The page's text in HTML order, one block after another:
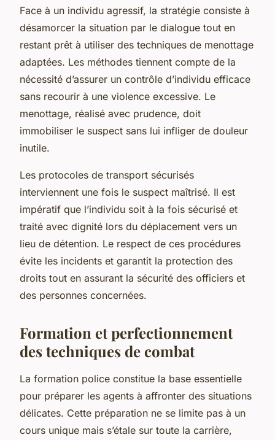
Face à un individu agressif, la stratégie consiste à
désamorcer la situation par le dialogue tout en
restant prêt à utiliser des techniques de menottage
adaptées. Les méthodes tiennent compte de la
nécessité d’assurer un contrôle d’individu efficace
sans recourir à une violence excessive. Le
menottage, réalisé avec prudence, doit
immobiliser le suspect sans lui infliger de douleur
inutile.
Les protocoles de transport sécurisés
interviennent une fois le suspect maîtrisé. Il est
impératif que l’individu soit à la fois sécurisé et
traité avec dignité lors du déplacement vers un
lieu de détention. Le respect de ces procédures
évite les incidents et garantit la protection des
droits tout en assurant la sécurité des officiers et
des personnes concernées.
Formation et perfectionnement
des techniques de combat
La formation police constitue la base essentielle
pour préparer les agents à affronter des situations
délicates. Cette préparation ne se limite pas à un
cours unique mais s’étale sur toute la carrière,